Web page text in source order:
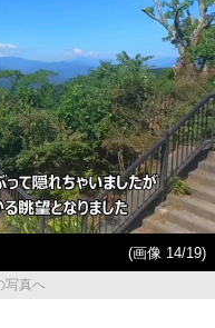
(画像 14/19)